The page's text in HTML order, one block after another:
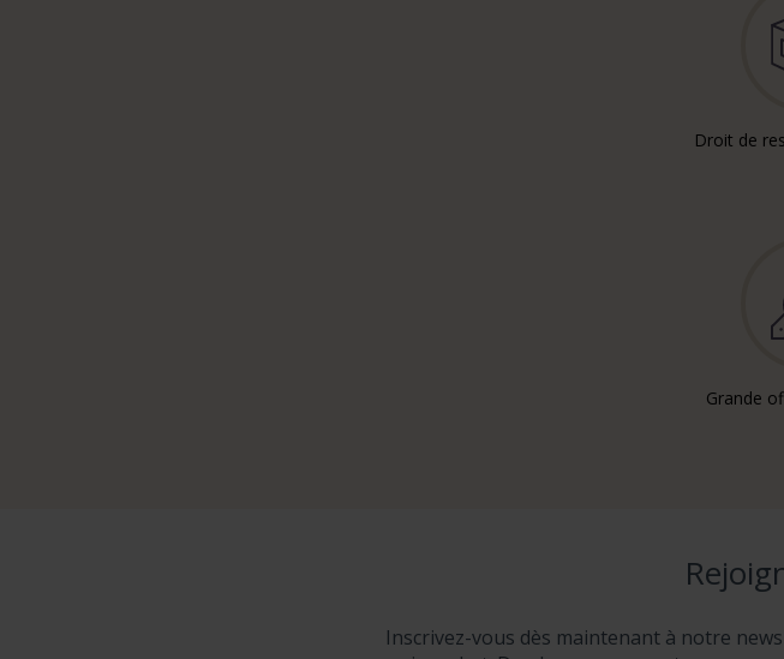
Droit de
Grande
Inscrivez-vous dès maintenant à notre